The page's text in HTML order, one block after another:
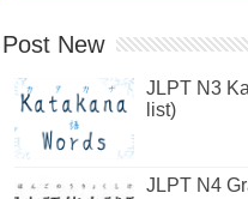
Post New
JLPT N3
list)
JLPT N4